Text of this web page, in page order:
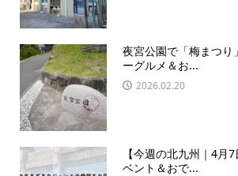
夜宮公園で「梅まつ
ーグルメ＆お...
2026.02.20
【今週の北九州｜4月
ベント＆おで...